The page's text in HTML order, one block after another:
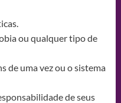
ou qualquer tipo de
de uma vez ou o sistema
de seus